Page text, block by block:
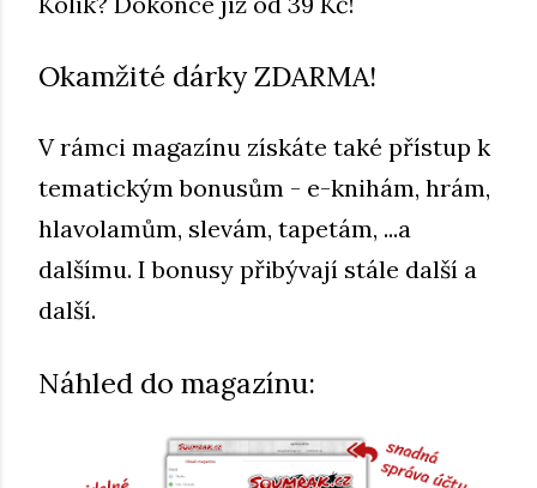
Okamžité dárky ZDARMA!
V rámci magazínu získáte také přístup k
tematickým bonusům - e-knihám, hrám,
hlavolamům, slevám, tapetám, ...a
dalšímu. I bonusy přibývají stále další a
další.
Náhled do magazínu: